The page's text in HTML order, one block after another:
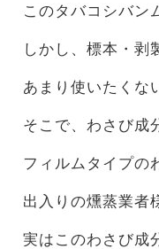
このタバコシバン
しかし、標本・剥
あまり使いたくな
そこで、わさび成
フィルムタイプの
出入りの燻蒸業者
実はこのわさび成